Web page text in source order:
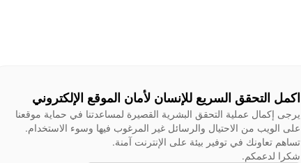
اكمل التحقق السريع للإنسان لأمان الموقع الإلكتروني
يرجى إكمال عملية التحقق البشرية القصيرة لمساعدتنا في حماية موقعنا
على الويب من الاحتيال والرسائل غير المرغوب فيها وسوء الاستخدام.
تساهم تعاونك في توفير بيئة على الإنترنت آمنة.
شكرا لدعمكم.